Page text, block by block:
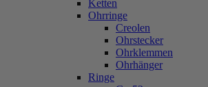
Ketten
Ohrringe
Creolen
Ohrstecker
Ohrklemmen
Ohrhänger
Ringe